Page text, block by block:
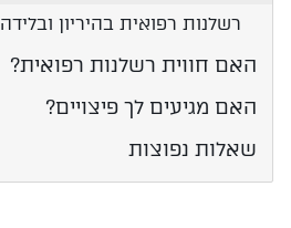
רשלנות רפואית בהיריון ובלידה
האם חווית רשלנות רפואית?
האם מגיעים לך פיצויים?
שאלות נפוצות